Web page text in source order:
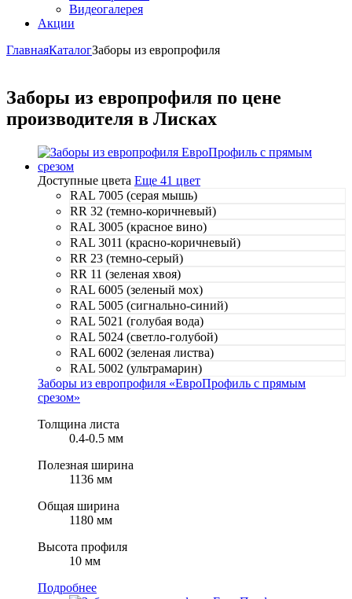
Видеогалерея
Акции
ГлавнаяКаталогЗаборы из европрофиля
Заборы из европрофиля по цене
производителя в Лисках
Доступные цвета Еще 41 цвет
RAL 7005 (серая мышь)
RR 32 (темно-коричневый)
RAL 3005 (красное вино)
RAL 3011 (красно-коричневый)
RR 23 (темно-серый)
RR 11 (зеленая хвоя)
RAL 6005 (зеленый мох)
RAL 5005 (сигнально-синий)
RAL 5021 (голубая вода)
RAL 5024 (светло-голубой)
RAL 6002 (зеленая листва)
RAL 5002 (ультрамарин)
Заборы из европрофиля «ЕвроПрофиль с прямым
срезом»
Толщина листа
0.4-0.5 мм
Полезная ширина
1136 мм
Общая ширина
1180 мм
Высота профиля
10 мм
Подробнее